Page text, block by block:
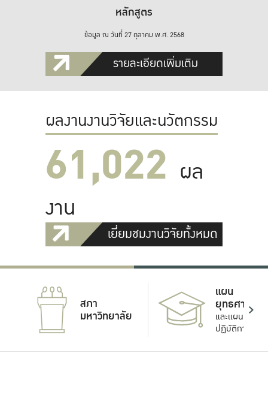
หลักสูตร
ข้อมูล ณ วันที่ 27 ตุลาคม พ.ศ. 2568
รายละเอียดเพิ่มเติม
ผลงานงานวิจัยและนวัตกรรม
61,022 ผล
งาน
เยี่ยมชมงานวิจัยทั้งหมด
สภา
มหาวิทยาลัย
แผน
ยุทธศาสตร์
และแผน
ปฏิบัติการ